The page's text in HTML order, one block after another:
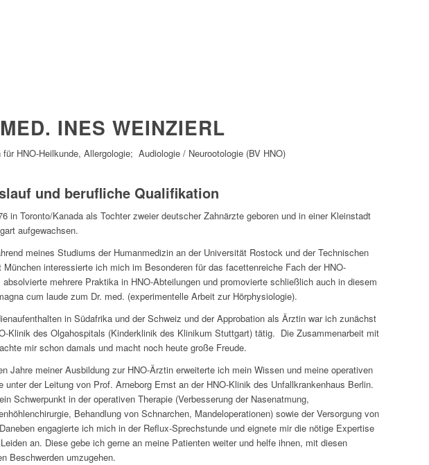
INES WEINZIERL
für HNO-Heilkunde, Allergologie; Audiologie / Neurootologie (BV HNO)
und berufliche Qualifikation
in Toronto/Kanada als Tochter zweier deutscher Zahnärzte geboren und in einer Kleinstadt
aufgewachsen.
meines Studiums der Humanmedizin an der Universität Rostock und der Technischen
München interessierte ich mich im Besonderen für das facettenreiche Fach der HNO-
absolvierte mehrere Praktika in HNO-Abteilungen und promovierte schließlich auch in diesem
cum laude zum Dr. med. (experimentelle Arbeit zur Hörphysiologie).
in Südafrika und der Schweiz und der Approbation als Ärztin war ich zunächst
Klinik des Olgahospitals (Kinderklinik des Klinikum Stuttgart) tätig. Die Zusammenarbeit mit
mir schon damals und macht noch heute große Freude.
Jahre meiner Ausbildung zur HNO-Ärztin erweiterte ich mein Wissen und meine operativen
unter der Leitung von Prof. Arneborg Ernst an der HNO-Klinik des Unfallkrankenhaus Berlin.
Schwerpunkt in der operativen Therapie (Verbesserung der Nasenatmung,
Behandlung von Schnarchen, Mandeloperationen) sowie der Versorgung von
engagierte ich mich in der Reflux-Sprechstunde und eignete mir die nötige Expertise
an. Diese gebe ich gerne an meine Patienten weiter und helfe ihnen, mit diesen
Beschwerden umzugehen.